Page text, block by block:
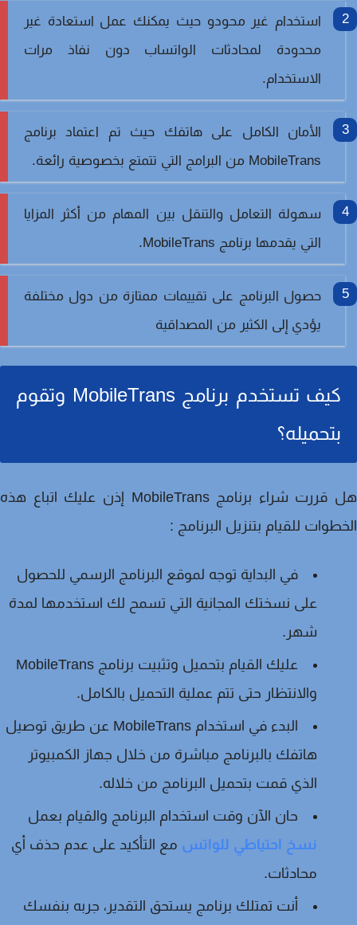
استخدام غير محودو حيث يمكنك عمل استعادة غير
محدودة لمحادثات الواتساب دون نفاذ مرات
الاستخدام.
الأمان الكامل على هاتفك حيث تم اعتماد برنامج
MobileTrans من البرامج التي تتمتع بخصوصية رائعة.
سهولة التعامل والتنقل بين المهام من أكثر المزايا
التي يقدمها برنامج MobileTrans.
حصول البرنامج على تقييمات ممتازة من دول مختلفة
يؤدي إلى الكثير من المصداقية
كيف تستخدم برنامج MobileTrans وتقوم
بتحميله؟
هل قررت شراء برنامج MobileTrans إذن عليك اتباع هذه
للقيام بتنزيل البرنامج :
في البداية توجه لموقع البرنامج الرسمي للحصول
على نسختك المجانية التي تسمح لك استخدمها لمدة
شهر.
عليك القيام بتحميل وتثبيت برنامج MobileTrans
والانتظار حتى تتم عملية التحميل بالكامل.
البدء في استخدام MobileTrans عن طريق توصيل
هاتفك بالبرنامج مباشرة من خلال جهاز الكمبيوتر
الذي قمت بتحميل البرنامج من خلاله.
حان الآن وقت استخدام البرنامج والقيام بعمل
نسخ احتياطي للواتسمع التأكيد على عدم حذف أي
محادثات.
أنت تمتلك برنامج يستحق التقدير، جربه بنفسك